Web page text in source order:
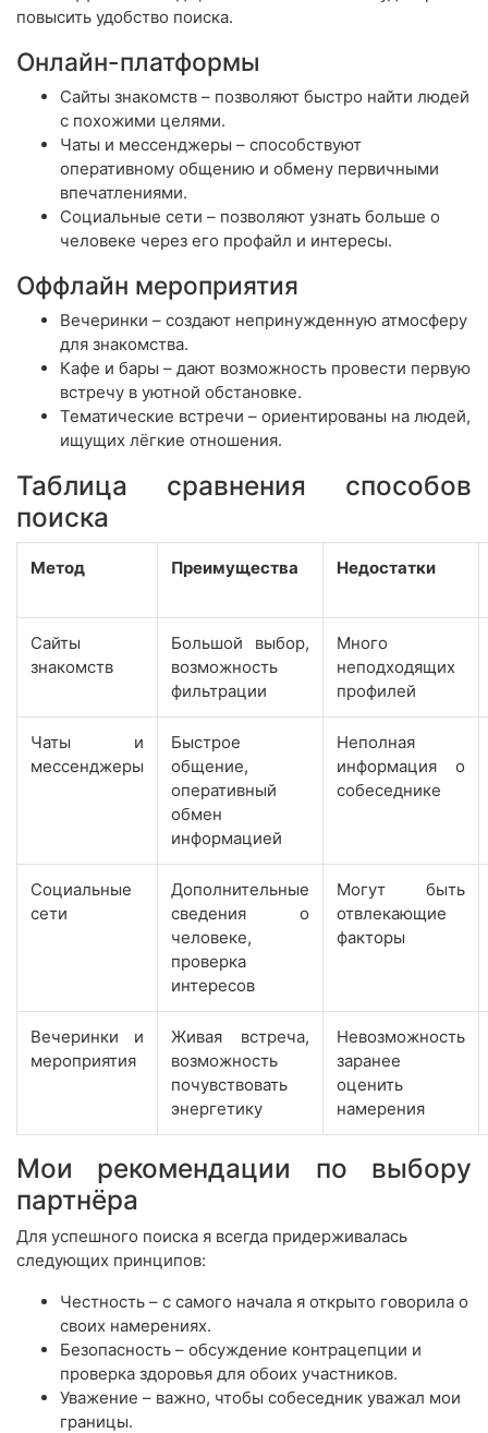
повысить удобство поиска.
Онлайн-платформы
Сайты знакомств – позволяют быстро найти людей
с похожими целями.
Чаты и мессенджеры – способствуют
оперативному общению и обмену первичными
впечатлениями.
Социальные сети – позволяют узнать больше о
человеке через его профайл и интересы.
Оффлайн мероприятия
Вечеринки – создают непринужденную атмосферу
для знакомства.
Кафе и бары – дают возможность провести первую
встречу в уютной обстановке.
Тематические встречи – ориентированы на людей,
ищущих лёгкие отношения.
Таблица сравнения способов
поиска
Метод Преимущества Недостатки
Сайты
знакомств
Большой выбор,
возможность
фильтрации
Много
неподходящих
профилей
Чаты и
мессенджеры
Быстрое
общение,
оперативный
обмен
информацией
Неполная
информация о
собеседнике
Социальные
сети
Дополнительные
сведения о
человеке,
проверка
интересов
Могут быть
отвлекающие
факторы
Вечеринки и
мероприятия
Живая встреча,
возможность
почувствовать
энергетику
Невозможность
заранее
оценить
намерения
Мои рекомендации по выбору
партнёра
Для успешного поиска я всегда придерживалась
следующих принципов:
Честность – с самого начала я открыто говорила о
своих намерениях.
Безопасность – обсуждение контрацепции и
проверка здоровья для обоих участников.
Уважение – важно, чтобы собеседник уважал мои
границы.